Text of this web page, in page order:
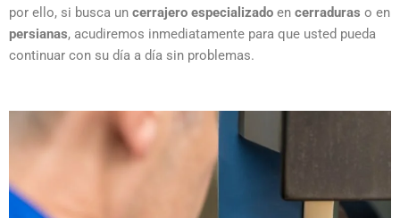
por ello, si busca un cerrajero especializado en cerraduras o en
persianas, acudiremos inmediatamente para que usted pueda
continuar con su día a día sin problemas.